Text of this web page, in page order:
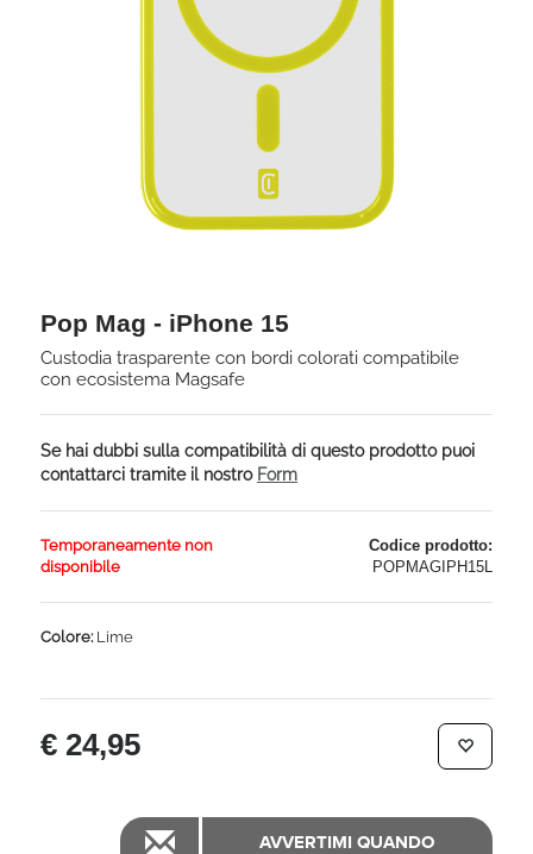
Pop Mag - iPhone 15
Custodia trasparente con bordi colorati compatibile
con ecosistema Magsafe
Se hai dubbi sulla compatibilità di questo prodotto puoi
contattarci tramite il nostro Form
Temporaneamente non
disponibile
Codice prodotto:
POPMAGIPH15L
Colore:Lime
€ 24,95
AVVERTIMI QUANDO